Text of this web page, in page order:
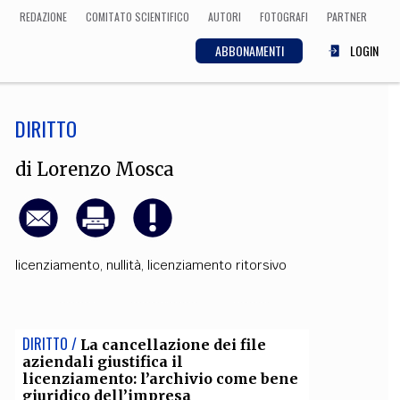
REDAZIONE COMITATO SCIENTIFICO AUTORI FOTOGRAFI PARTNER
ABBONAMENTI LOGIN
ECONOMIA
Musica,
DIRITTO
di Lorenzo Mosca
licenziamento, nullità, licenziamento ritorsivo
DIRITTO / La cancellazione dei file
aziendali giustifica il
licenziamento: l’archivio come bene
giuridico dell’impresa